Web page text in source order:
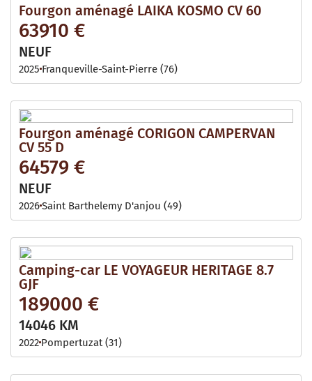
Fourgon aménagé LAIKA KOSMO CV 60
63910 €
NEUF
2025 Franqueville-Saint-Pierre (76)
Fourgon aménagé CORIGON CAMPERVAN
CV 55 D
64579 €
NEUF
2026Saint Barthelemy D'anjou (49)
Camping-car LE VOYAGEUR HERITAGE 8.7
GJF
189000 €
14046 KM
2022 Pompertuzat (31)